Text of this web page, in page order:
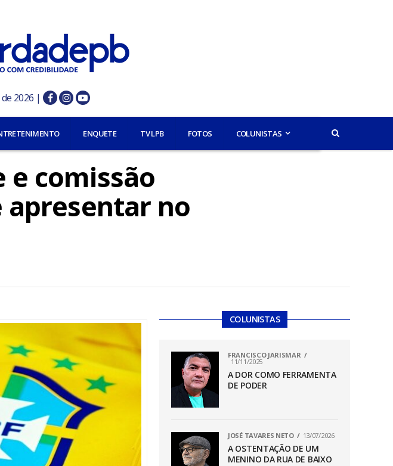
2026 |
ENQUETE TV LPB FOTOS COLUNISTAS
e comissão
apresentar no
COLUNISTAS
FRANCISCO JARISMAR
11/11/2025
A DOR COMO FERRAMENTA
DE PODER
JOSÉ TAVARES NETO 13/07/2026
A OSTENTAÇÃO DE UM
MENINO DA RUA DE BAIXO